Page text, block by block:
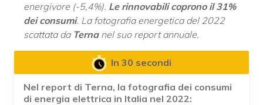
energivore (-5,4%). Le rinnovabili coprono il 31%
dei consumi. La fotografia energetica del 2022
scattata da Ternanel suo report annuale.
In 30 secondi
Nel report di Terna, la fotografia dei consumi
di energia elettrica in Italia nel 2022: